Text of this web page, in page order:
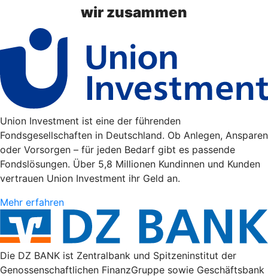
wir zusammen
Union Investment ist eine der führenden
Fondsgesellschaften in Deutschland. Ob Anlegen, Ansparen
oder Vorsorgen – für jeden Bedarf gibt es passende
Fondslösungen. Über 5,8 Millionen Kundinnen und Kunden
vertrauen Union Investment ihr Geld an.
Mehr erfahren
Die DZ BANK ist Zentralbank und Spitzeninstitut der
Genossenschaftlichen FinanzGruppe sowie Geschäftsbank